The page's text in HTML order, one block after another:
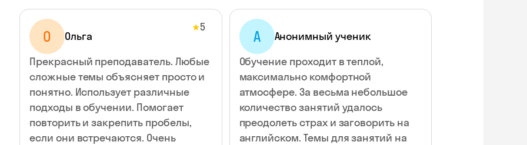
О Ольга
★5
Прекрасный преподаватель. Любые
сложные темы объясняет просто и
понятно. Использует различные
подходы в обучении. Помогает
повторить и закрепить пробелы,
если они встречаются. Очень
А
Анонимный ученик
Обучение проходит в теплой,
максимально комфортной
атмосфере. За весьма небольшое
количество занятий удалось
преодолеть страх и заговорить на
английском. Темы для занятий на